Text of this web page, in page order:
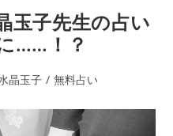
玉子先生の占い
……！？
晶玉子 / 無料占い